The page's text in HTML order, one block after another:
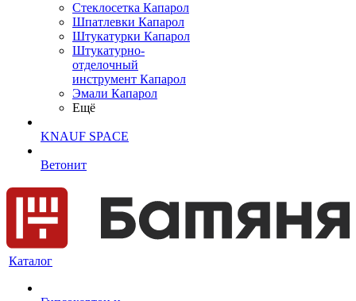
Cтеклосетка Капарол
Шпатлевки Капарол
Штукатурки Капарол
Штукатурно-
отделочный
инструмент Капарол
Эмали Капарол
Ещё
KNAUF SPACE
Ветонит
Каталог